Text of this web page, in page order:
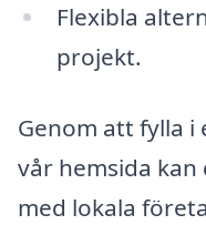
Flexibla
projekt.
Genom att fylla
vår hemsida
med lokala